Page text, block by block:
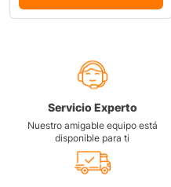
Servicio Experto
Nuestro amigable equipo está
disponible para ti